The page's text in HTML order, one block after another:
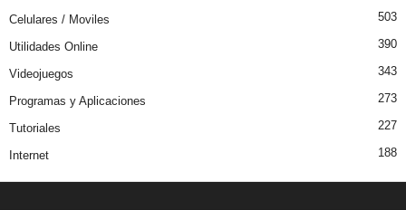
Celulares / Moviles 503
Utilidades Online 390
Videojuegos 343
Programas y Aplicaciones 273
Tutoriales 227
Internet 188